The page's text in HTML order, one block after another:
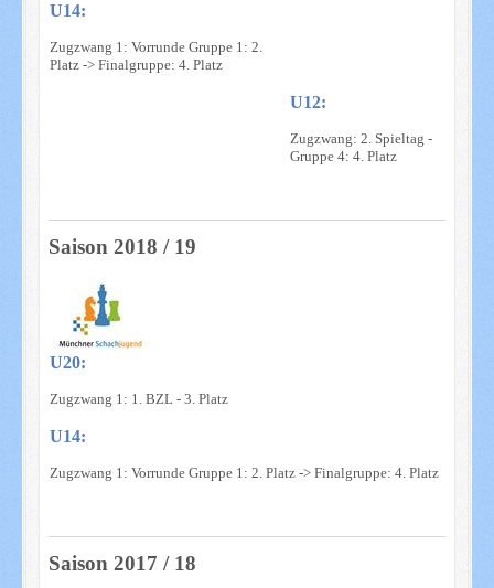
U14:
Zugzwang 1: Vorrunde Gruppe 1: 2.
Platz -> Finalgruppe: 4. Platz
U12:
Zugzwang: 2. Spieltag -
Gruppe 4: 4. Platz
Saison 2018 / 19
U20:
Zugzwang 1: 1. BZL - 3. Platz
U14:
Zugzwang 1: Vorrunde Gruppe 1: 2. Platz -> Finalgruppe: 4. Platz
Saison 2017 / 18